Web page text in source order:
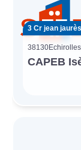
3 Cr jean jaurès
38130Echirolles
CAPEB